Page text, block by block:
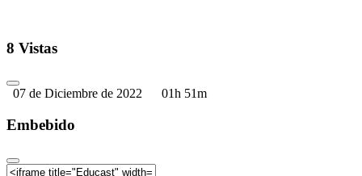
8 Vistas
07 de Diciembre de 2022 01h 51m
Embebido